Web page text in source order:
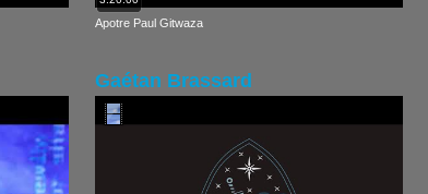
Apotre Paul Gitwaza
Gaétan Brassard